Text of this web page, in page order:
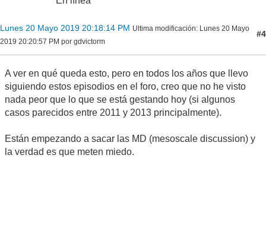
Lunes 20 Mayo 2019 20:18:14 PM Ultima modificación: Lunes 20 Mayo
2019 20:20:57 PM por gdvictorm
#4
A ver en qué queda esto, pero en todos los años que llevo
siguiendo estos episodios en el foro, creo que no he visto
nada peor que lo que se está gestando hoy (si algunos
casos parecidos entre 2011 y 2013 principalmente).
Están empezando a sacar las MD (mesoscale discussion) y
la verdad es que meten miedo.